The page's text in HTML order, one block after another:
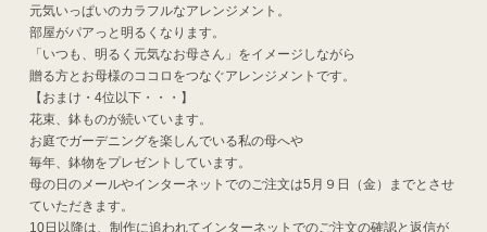
元気いっぱいのカラフルなアレンジメント。
部屋がパアっと明るくなります。
「いつも、明るく元気なお母さん」をイメージしながら
贈る方とお母様のココロをつなぐアレンジメントです。
【おまけ・4位以下・・・】
花束、鉢ものが続いています。
お庭でガーデニングを楽しんでいる私の母へや
毎年、鉢物をプレゼントしています。
母の日のメールやインターネットでのご注文は5月９日（金）までとさせ
ていただきます。
10日以降は、制作に追われてインターネットでのご注文の確認と返信が